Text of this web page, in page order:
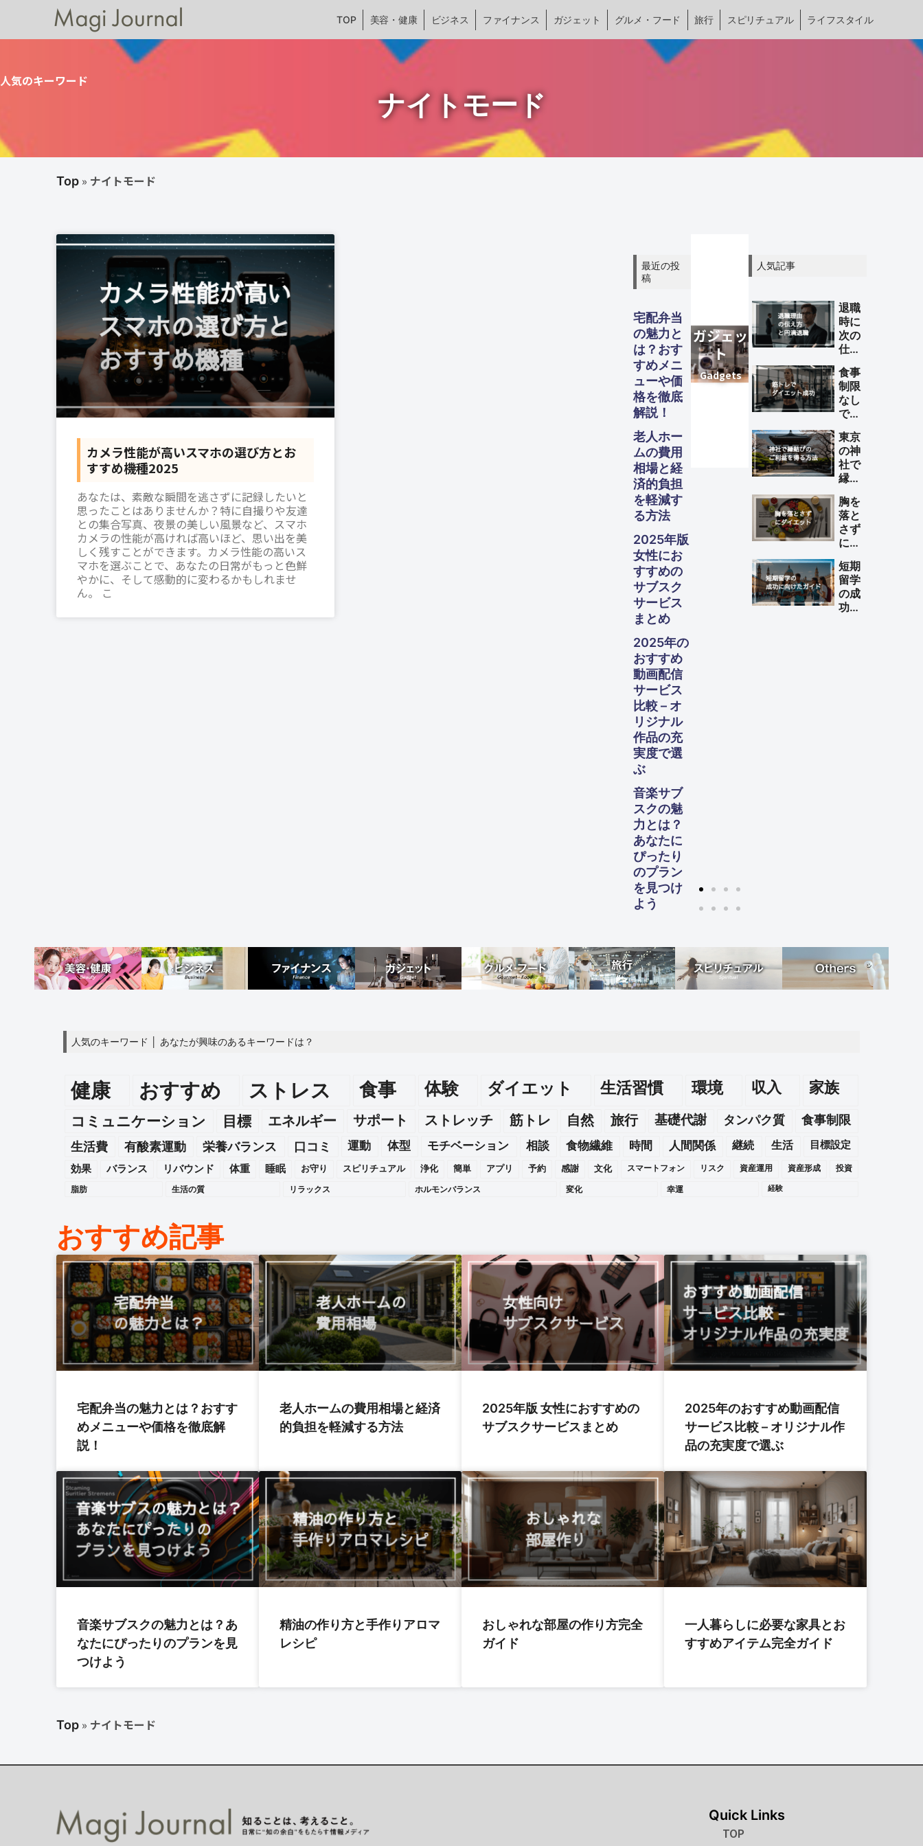
TOP 美容・健康 ビジネス ファイナンス ガジェット グルメ・フード 旅行 スピリチュアル ライフスタイル
人気のキーワード
ナイトモード
Top » ナイトモード
カメラ性能が高いスマホの選び方とお
すすめ機種2025
あなたは、素敵な瞬間を逃さずに記録したいと
思ったことはありませんか？特に自撮りや友達
との集合写真、夜景の美しい風景など、スマホ
カメラの性能が高ければ高いほど、思い出を美
しく残すことができます。カメラ性能の高いス
マホを選ぶことで、あなたの日常がもっと色鮮
やかに、そして感動的に変わるかもしれませ
ん。 こ
最近の投
稿
宅配弁当
の魅力と
は？おす
すめメニ
ューや価
格を徹底
解説！
老人ホー
ムの費用
相場と経
済的負担
を軽減す
る方法
2025年版
女性にお
すすめの
サブスク
サービス
まとめ
2025年の
おすすめ
動画配信
サービス
比較 – オ
リジナル
作品の充
実度で選
ぶ
音楽サブ
スクの魅
力とは？
あなたに
ぴったり
のプラン
を見つけ
よう
ガジェッ
ト
Gadgets
スピリチ
ュアル
Spiritual
ビジネス
Business
ファイナ
ンス
Finance
グルメ・
フード
Gourmet・
Food
旅行
Travel
美容・健
康
Beauty
Others
ガジェッ
ト
Gadgets
スピリチ
ュアル
Spiritual
ビジネス
Business
ファイナ
ンス
Finance
グルメ・
フード
Gourmet・
Food
旅行
Travel
美容・健
康
Beauty
Others
ガジェッ
ト
Gadgets
スピリチ
ュアル
Spiritual
ビジネス
Business
ファイナ
ンス
Finance
グルメ・
フード
Gourmet・
Food
旅行
Travel
美容・健
康
Beauty
Others
人気記事
退職
時に
次の
仕事
まっ
てい
ない
理由
の伝
え方
と円
満退
職の
ため
のポ
イン
ト
食事
制限
なし
で筋
によ
るダ
イエ
ット
を成
功さ
せる
方法
東京
の神
社で
縁結
ご利
益を
得る
方法
胸を
落と
さず
にダ
ット
する
方法
短期
留学
の成
功に
人気のキーワード │ あなたが興味のあるキーワードは？
健康 おすすめ ストレス 食事 体験 ダイエット 生活習慣 環境 収入 家族
コミュニケーション 目標 エネルギー サポート ストレッチ 筋トレ 自然 旅行 基礎代謝 タンパク質
食事制限
生活費
有酸素運動 栄養バランス 口コミ 運動 体型 モチベーション 相談 食物繊維 時間 人間関係 継続 生活
目標設定
効果
バランス リバウンド 体重 睡眠 お守り スピリチュアル 浄化 簡単 アプリ 予約 感謝 文化 スマートフォン リスク 資産運用 資産形成 投資
脂肪 生活の質 リラックス ホルモンバランス 変化 幸運 経験
おすすめ記事
宅配弁当の魅力とは？おすす
めメニューや価格を徹底解
説！
老人ホームの費用相場と経済
的負担を軽減する方法
2025年版 女性におすすめの
サブスクサービスまとめ
2025年のおすすめ動画配信
サービス比較 – オリジナル作
品の充実度で選ぶ
音楽サブスクの魅力とは？あ
なたにぴったりのプランを見
つけよう
精油の作り方と手作りアロマ
レシピ
おしゃれな部屋の作り方完全
ガイド
一人暮らしに必要な家具とお
すすめアイテム完全ガイド
Top » ナイトモード
Quick Links
TOP